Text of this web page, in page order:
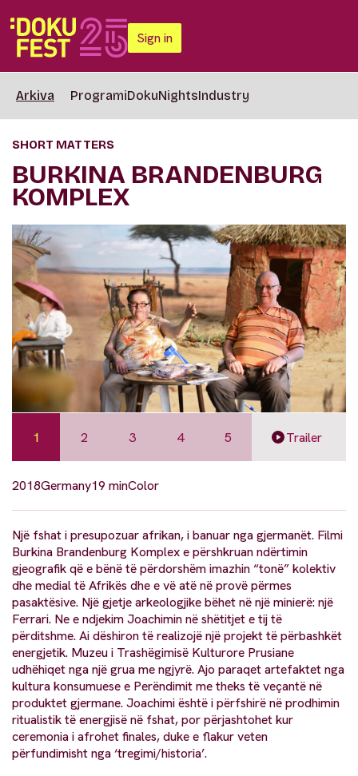
Sign in
Arkiva ProgramiDokuNightsIndustry
SHORT MATTERS
BURKINA BRANDENBURG
KOMPLEX
1 2 3 4 5 Trailer
2018Germany19 minColor
Një fshat i presupozuar afrikan, i banuar nga gjermanët. Filmi
Burkina Brandenburg Komplex e përshkruan ndërtimin
gjeografik që e bënë të përdorshëm imazhin “tonë” kolektiv
dhe medial të Afrikës dhe e vë atë në provë përmes
pasaktësive. Një gjetje arkeologjike bëhet në një minierë: një
Ferrari. Ne e ndjekim Joachimin në shëtitjet e tij të
përditshme. Ai dëshiron të realizojë një projekt të përbashkët
energjetik. Muzeu i Trashëgimisë Kulturore Prusiane
udhëhiqet nga një grua me ngjyrë. Ajo paraqet artefaktet nga
kultura konsumuese e Perëndimit me theks të veçantë në
produktet gjermane. Joachimi është i përfshirë në prodhimin
ritualistik të energjisë në fshat, por përjashtohet kur
ceremonia i afrohet finales, duke e flakur veten
përfundimisht nga ‘tregimi/historia’.